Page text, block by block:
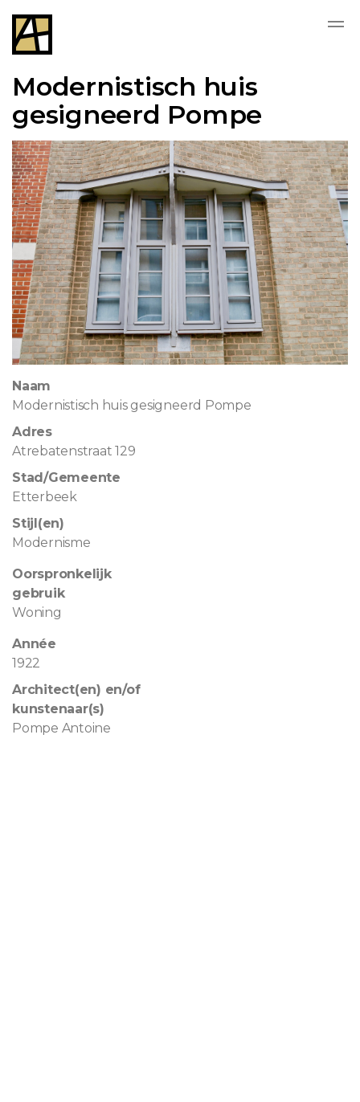
Modernistisch huis
gesigneerd Pompe
Naam
Modernistisch huis gesigneerd Pompe
Adres
Atrebatenstraat 129
Stad/Gemeente
Etterbeek
Stijl(en)
Modernisme
Oorspronkelijk
gebruik
Woning
Année
1922
Architect(en) en/of
kunstenaar(s)
Pompe Antoine